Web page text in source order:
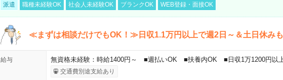
派遣 職種未経験OK 社会人未経験OK ブランクOK WEB登録・面接OK
≪まずは相談だけでもOK！≫日収1.1万円以上で週2日～＆土日休みも
給与 無資格未経験：時給1400円～ ■週払いOK ■扶養内OK ■日収1万1200円以
交通費別途支給あり